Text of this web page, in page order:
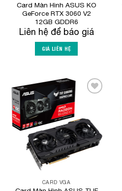
Card Màn Hình ASUS KO
GeForce RTX 3060 V2
12GB GDDR6
Liên hệ để báo giá
GIÁ LIÊN HỆ
CARD VGA